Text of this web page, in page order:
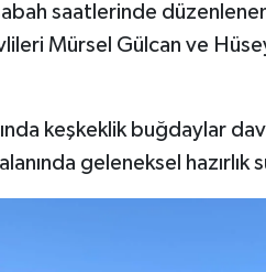
saatlerinde
Mürsel Gülcan ve
keşkeklik buğdaylar
geleneksel hazırlık